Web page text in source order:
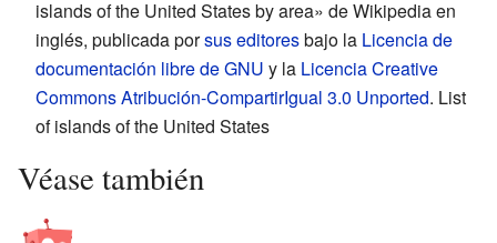
islands of the United States by area» de Wikipedia en
inglés, publicada porsus editoresbajo la Licencia de
documentación libre de GNU y la Licencia Creative
Commons Atribución-CompartirIgual 3.0 Unported. List
of islands of the United States
Véase también